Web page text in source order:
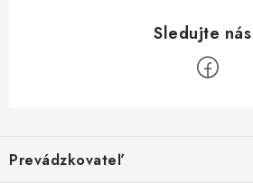
pPrevádzkovateľ